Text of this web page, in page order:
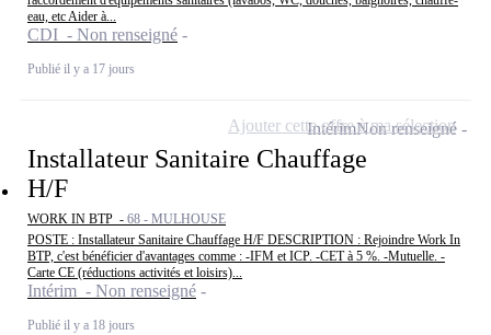
eau, etc Aider à...
CDI - Non renseigné
Publié il y a 17 jours
Installateur Sanitaire Chauffage
H/F
WORK IN BTP - 68 - MULHOUSE
POSTE : Installateur Sanitaire Chauffage H/F DESCRIPTION : Rejoindre Work In
BTP, c'est bénéficier d'avantages comme : -IFM et ICP. -CET à 5 %. -Mutuelle. -
Carte CE (réductions activités et loisirs)...
Intérim - Non renseigné
Publié il y a 18 jours
IntérimNon renseigné
Ajouter cette offre à ma sélection